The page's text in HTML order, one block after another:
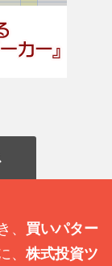
、 買いパター
、 株式投資ツ